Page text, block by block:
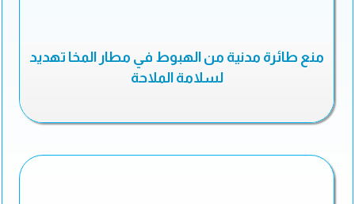
منع طائرة مدنية من الهبوط في مطار المخا تهديد
لسلامة الملاحة